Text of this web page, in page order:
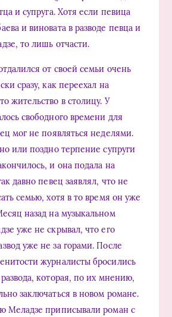
и супруга. Хотя если певица
и виновата в разводе певца и
то лишь отчасти.
от своей семьи очень
сразу, как переехал на
жительство в столицу. У
свободного времени для
мог не появляться неделями.
или поздно терпение супруги
и она подала на
давно певец заявлял, что не
семью, хотя в то время он уже
назад на музыкальном
уже не скрывал, что его
уже не за горами. После
журналисты бросились
которая, по их мнению,
заключаться в новом романе.
Меладзе приписывали роман с